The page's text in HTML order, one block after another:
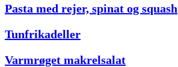
Pasta med rejer, spinat og squash
Tunfrikadeller
Varmrøget makrelsalat